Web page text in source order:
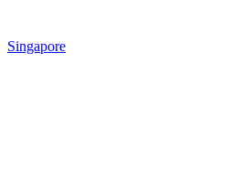
Singapore